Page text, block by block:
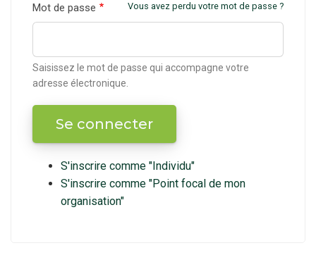
Mot de passe
Saisissez le mot de passe qui accompagne votre
adresse électronique.
Vous avez perdu votre mot de passe ?
S'inscrire comme "Individu"
S'inscrire comme "Point focal de mon
organisation"